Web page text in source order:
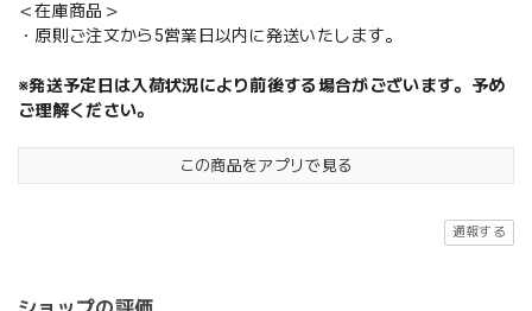
＜在庫商品＞
・原則ご注文から5営業日以内に発送いたします。
※発送予定日は入荷状況により前後する場合がございます。予め
ご理解ください。
この商品をアプリで見る
通報する